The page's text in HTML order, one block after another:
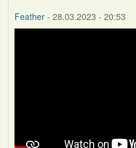
Feather- 28.03.2023 - 20:53